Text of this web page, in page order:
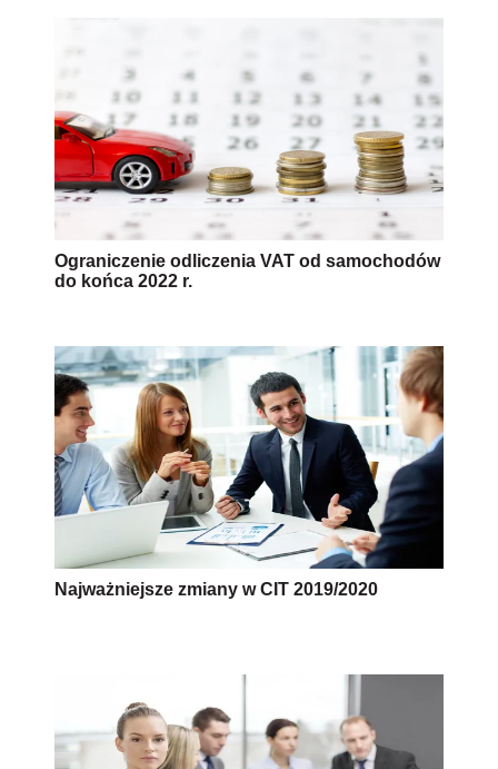
Ograniczenie odliczenia VAT od samochodów
do końca 2022 r.
Najważniejsze zmiany w CIT 2019/2020